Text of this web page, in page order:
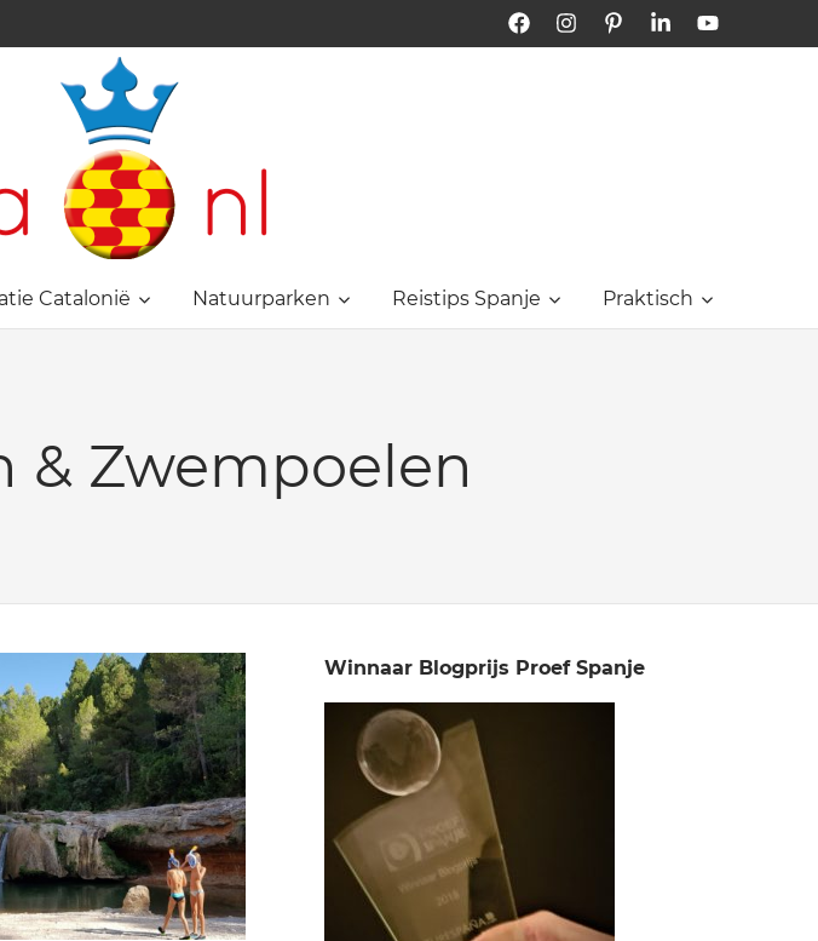
FacebookInstagramPinterestLinkedInYouTube
Catalonië Natuurparken Reistips Spanje Praktisch
& Zwempoelen
Winnaar Blogprijs Proef Spanje